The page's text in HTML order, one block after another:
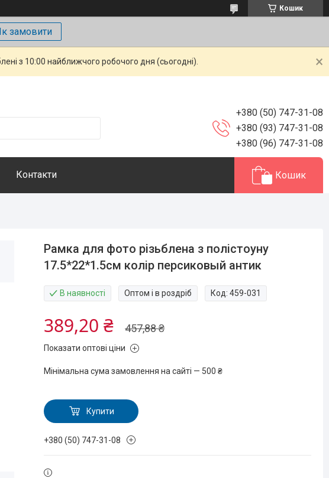
Кошик
замовити
з 10:00 найближчого робочого дня (сьогодні).
+380 (50) 747-31-08
+380 (93) 747-31-08
+380 (96) 747-31-08
Контакти Кошик
Рамка для фото різьблена з полістоуну
17.5*22*1.5см колір персиковый антик
В наявності Оптом і в роздріб Код:459-031
457,88 ₴
389,20 ₴
Показати оптові ціни
Мінімальна сума замовлення на сайті — 500 ₴
Купити
+380 (50) 747-31-08